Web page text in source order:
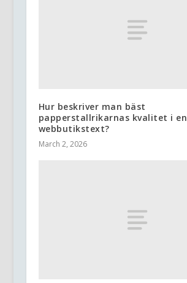
Hur beskriver man bäst
papperstallrikarnas kvalitet i en
webbutikstext?
March 2, 2026